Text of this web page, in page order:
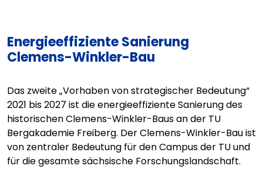
Energieeffiziente Sanierung
Clemens-Winkler-Bau
Das zweite „Vorhaben von strategischer Bedeutung“
2021 bis 2027 ist die energieeffiziente Sanierung des
historischen Clemens-Winkler-Baus an der TU
Bergakademie Freiberg. Der Clemens-Winkler-Bau ist
von zentraler Bedeutung für den Campus der TU und
für die gesamte sächsische Forschungslandschaft.